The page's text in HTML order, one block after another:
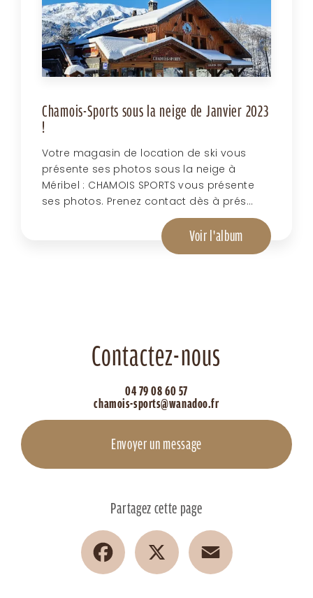
Chamois-Sports sous la neige de Janvier 2023
!
Votre magasin de location de ski vous
présente ses photos sous la neige à
Méribel : CHAMOIS SPORTS vous présente
ses photos. Prenez contact dès à prés...
Voir l'album
Contactez-nous
04 79 08 60 57
chamois-sports@wanadoo.fr
Envoyer un message
Partagez cette page
Facebook